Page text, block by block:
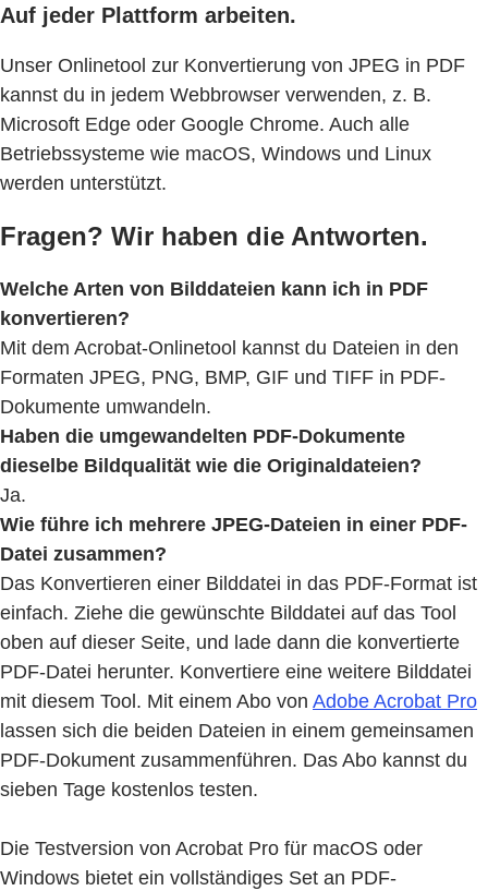
Auf jeder Plattform arbeiten.
Unser Onlinetool zur Konvertierung von JPEG in PDF
kannst du in jedem Webbrowser verwenden, z. B.
Microsoft Edge oder Google Chrome. Auch alle
Betriebssysteme wie macOS, Windows und Linux
werden unterstützt.
Fragen? Wir haben die Antworten.
Welche Arten von Bilddateien kann ich in PDF
konvertieren?
Mit dem Acrobat-Onlinetool kannst du Dateien in den
Formaten JPEG, PNG, BMP, GIF und TIFF in PDF-
Dokumente umwandeln.
Haben die umgewandelten PDF-Dokumente
dieselbe Bildqualität wie die Originaldateien?
Ja.
Wie führe ich mehrere JPEG-Dateien in einer PDF-
Datei zusammen?
Das Konvertieren einer Bilddatei in das PDF-Format ist
einfach. Ziehe die gewünschte Bilddatei auf das Tool
oben auf dieser Seite, und lade dann die konvertierte
PDF-Datei herunter. Konvertiere eine weitere Bilddatei
mit diesem Tool. Mit einem Abo von Adobe Acrobat Pro
lassen sich die beiden Dateien in einem gemeinsamen
PDF-Dokument zusammenführen. Das Abo kannst du
sieben Tage kostenlos testen.
Die Testversion von Acrobat Pro für macOS oder
Windows bietet ein vollständiges Set an PDF-